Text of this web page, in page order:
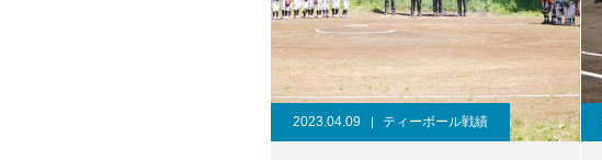
2023.04.09 ティーボール戦績